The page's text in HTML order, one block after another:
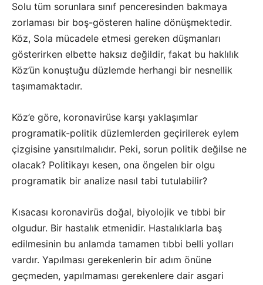
Solu tüm sorunlara sınıf penceresinden bakmaya
zorlaması bir boş-gösteren haline dönüşmektedir.
Köz, Sola mücadele etmesi gereken düşmanları
gösterirken elbette haksız değildir, fakat bu haklılık
Köz’ün konuştuğu düzlemde herhangi bir nesnellik
taşımamaktadır.
Köz’e göre, koronavirüse karşı yaklaşımlar
programatik-politik düzlemlerden geçirilerek eylem
çizgisine yansıtılmalıdır. Peki, sorun politik değilse ne
olacak? Politikayı kesen, ona öngelen bir olgu
programatik bir analize nasıl tabi tutulabilir?
Kısacası koronavirüs doğal, biyolojik ve tıbbi bir
olgudur. Bir hastalık etmenidir. Hastalıklarla baş
edilmesinin bu anlamda tamamen tıbbi belli yolları
vardır. Yapılması gerekenlerin bir adım önüne
geçmeden, yapılmaması gerekenlere dair asgari